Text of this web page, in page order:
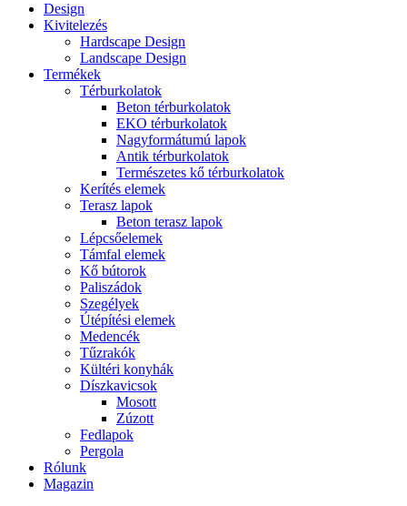
Design
Kivitelezés
Hardscape Design
Landscape Design
Termékek
Térburkolatok
Beton térburkolatok
EKO térburkolatok
Nagyformátumú lapok
Antik térburkolatok
Természetes kő térburkolatok
Kerítés elemek
Terasz lapok
Beton terasz lapok
Lépcsőelemek
Támfal elemek
Kő bútorok
Paliszádok
Szegélyek
Útépítési elemek
Medencék
Tűzrakók
Kültéri konyhák
Díszkavicsok
Mosott
Zúzott
Fedlapok
Pergola
Rólunk
Magazin